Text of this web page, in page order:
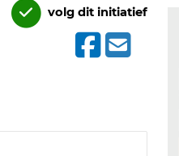
volg dit initiatief